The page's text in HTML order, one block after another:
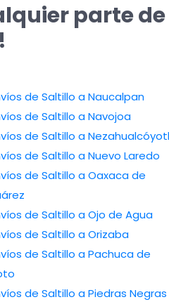
parte
!
de Saltillo a Naucalpan
de Saltillo a Navojoa
de Saltillo a Nezahualcóyotl
de Saltillo a Nuevo Laredo
de Saltillo a Oaxaca de
de Saltillo a Ojo de Agua
de Saltillo a Orizaba
de Saltillo a Pachuca de
de Saltillo a Piedras Negras